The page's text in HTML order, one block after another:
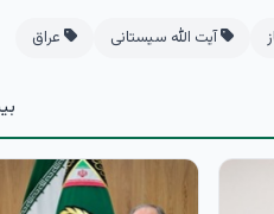
آیت الله سیستانی عراق